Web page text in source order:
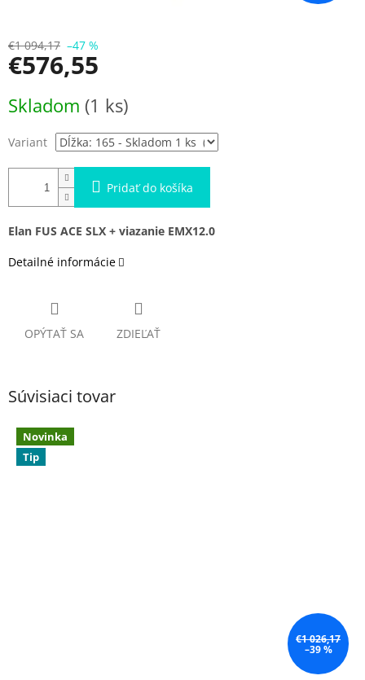
€1 094,17 –47 %
€576,55
cena:
Skladom (1 ks)
Variant
Pridať do košíka
Elan FUS ACE SLX + viazanie EMX12.0
Detailné informácie
OPÝTAŤ SA ZDIEĽAŤ
Súvisiaci tovar
Novinka
Tip
€1 026,17
–39 %